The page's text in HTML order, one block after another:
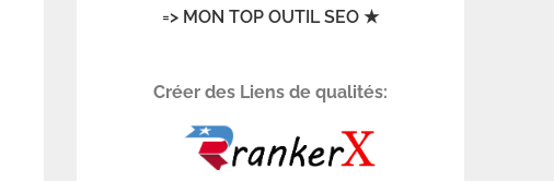
=> MON TOP OUTIL SEO ★
Créer des Liens de qualités: